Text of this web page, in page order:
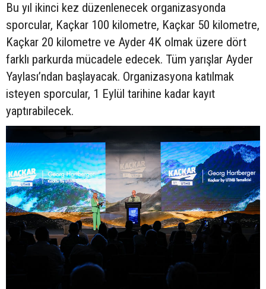
Bu yıl ikinci kez düzenlenecek organizasyonda
sporcular, Kaçkar 100 kilometre, Kaçkar 50 kilometre,
Kaçkar 20 kilometre ve Ayder 4K olmak üzere dört
farklı parkurda mücadele edecek. Tüm yarışlar Ayder
Yaylası’ndan başlayacak. Organizasyona katılmak
isteyen sporcular, 1 Eylül tarihine kadar kayıt
yaptırabilecek.